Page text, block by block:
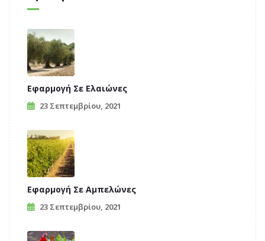
Εφαρμογή Σε Ελαιώνες
23 Σεπτεμβρίου, 2021
Εφαρμογή Σε Αμπελώνες
23 Σεπτεμβρίου, 2021